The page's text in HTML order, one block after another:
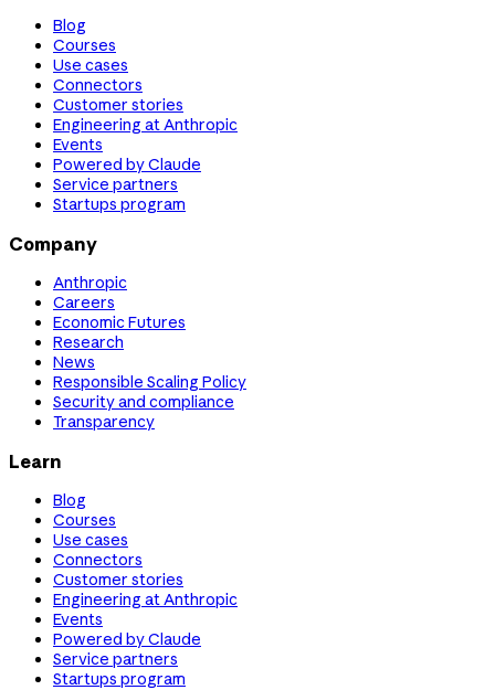
Blog
Courses
Use cases
Connectors
Customer stories
Engineering at Anthropic
Events
Powered by Claude
Service partners
Startups program
Company
Anthropic
Careers
Economic Futures
Research
News
Responsible Scaling Policy
Security and compliance
Transparency
Learn
Blog
Courses
Use cases
Connectors
Customer stories
Engineering at Anthropic
Events
Powered by Claude
Service partners
Startups program